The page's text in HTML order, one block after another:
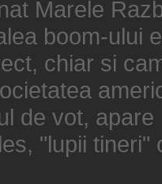
Marele
boom-ului
chiar si
de vot,
"lupii